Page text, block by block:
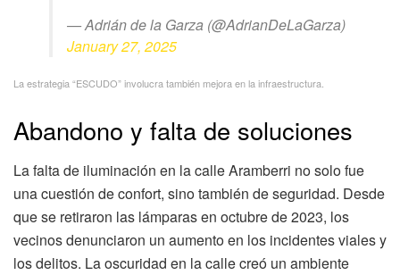
— Adrián de la Garza (@AdrianDeLaGarza)
January 27, 2025
La estrategia “ESCUDO” involucra también mejora en la infraestructura.
Abandono y falta de soluciones
La falta de iluminación en la calle Aramberri no solo fue
una cuestión de confort, sino también de seguridad. Desde
que se retiraron las lámparas en octubre de 2023, los
vecinos denunciaron un aumento en los incidentes viales y
los delitos. La oscuridad en la calle creó un ambiente